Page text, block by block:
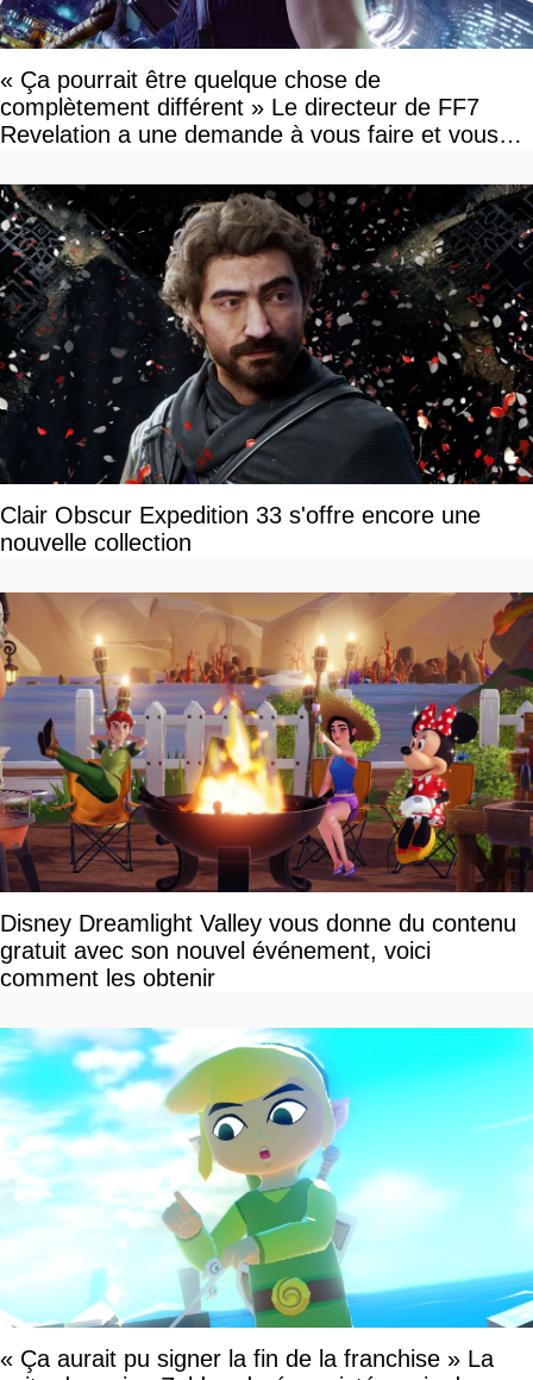
« Ça pourrait être quelque chose de
complètement différent » Le directeur de FF7
Revelation a une demande à vous faire et vous
Clair Obscur Expedition 33 s'offre encore une
nouvelle collection
Disney Dreamlight Valley vous donne du contenu
gratuit avec son nouvel événement, voici
comment les obtenir
« Ça aurait pu signer la fin de la franchise » La